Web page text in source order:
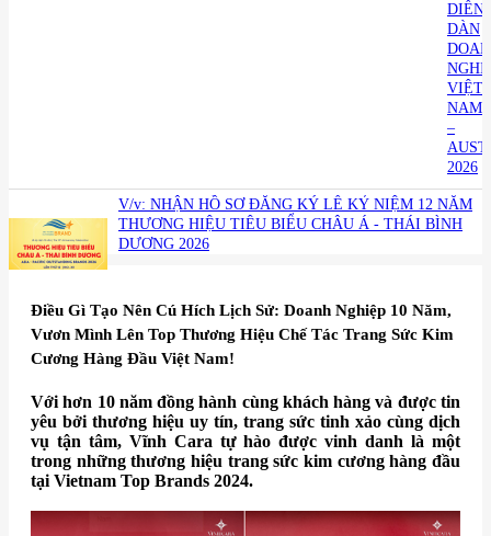
DIỄN
DÀN
VIỆT
NAM
–
2026
V/v: NHẬN HỒ SƠ ĐĂNG KÝ LỄ KỶ NIỆM 12 NĂM
THƯƠNG HIỆU TIÊU BIỂU CHÂU Á - THÁI BÌNH
DƯƠNG 2026
Điều Gì Tạo Nên Cú Hích Lịch Sử: Doanh Nghiệp 10 Năm,
Vươn Mình Lên Top Thương Hiệu Chế Tác Trang Sức Kim
Cương Hàng Đầu Việt Nam!
Với hơn 10 năm đồng hành cùng khách hàng và được tin
yêu bởi thương hiệu uy tín, trang sức tinh xảo cùng dịch
vụ tận tâm, Vĩnh Cara tự hào được vinh danh là một
trong những thương hiệu trang sức kim cương hàng đầu
tại Vietnam Top Brands 2024.